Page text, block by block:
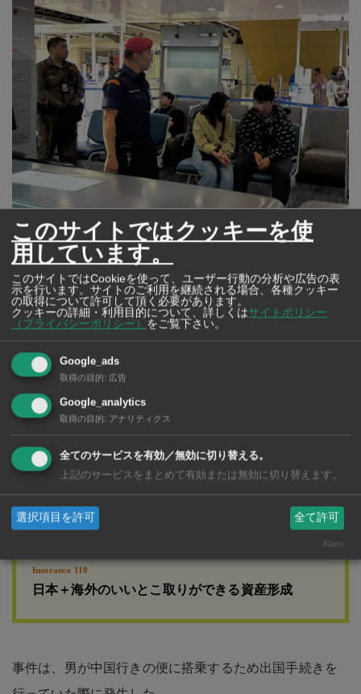
©入国管理局
タイ入国管理局は、5月13日午後2時頃にスワンナプーム
国際空港の出国審査場で自動出入国審査ゲート（ABC）
の扉を蹴って大破させた、中国人観光客の男（30歳）に
広告
Insurance 110
日本＋海外のいいとこ取りができる資産形成
事件は、男が中国行きの便に搭乗するため出国手続きを
このサイトではクッキーを使
用しています。
このサイトではCookieを使って、ユーザー行動の分析や広告の表
示を行います。サイトのご利用を継続される場合、各種クッキー
の取得について許可して頂く必要があります。
クッキーの詳細・利用目的について、詳しくはサイトポリシー
（プライバシーポリシー）
をご覧下さい。
Google_ads
取得の目的: 広告
Google_analytics
取得の目的: アナリティクス
全てのサービスを有効／無効に切り替える。
上記のサービスをまとめて有効または無効に切り替えます。
選択項目を許可 全て許可
Klaro